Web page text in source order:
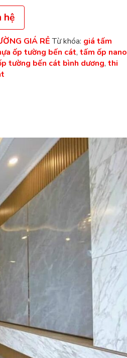
hệ
GIÁ RẺ Từ khóa: giá tấm
ốp tường bến cát, tấm ốp nano
tường bến cát bình dương, thi